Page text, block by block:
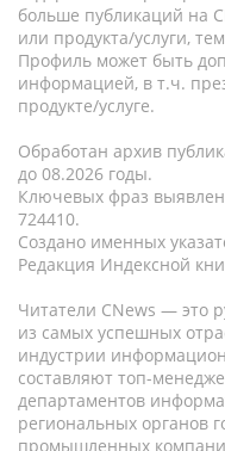
больше публикаций на
или продукта/услуги,
Профиль может быть
информацией, в т.ч.
продукте/услуге.
Обработан архив
до 08.2026 годы.
Ключевых фраз
724410.
Создано именных
Редакция Индексной
Читатели CNews — это
из самых успешных
индустрии
составляют топ-
департаментов
региональных органов
промышленных